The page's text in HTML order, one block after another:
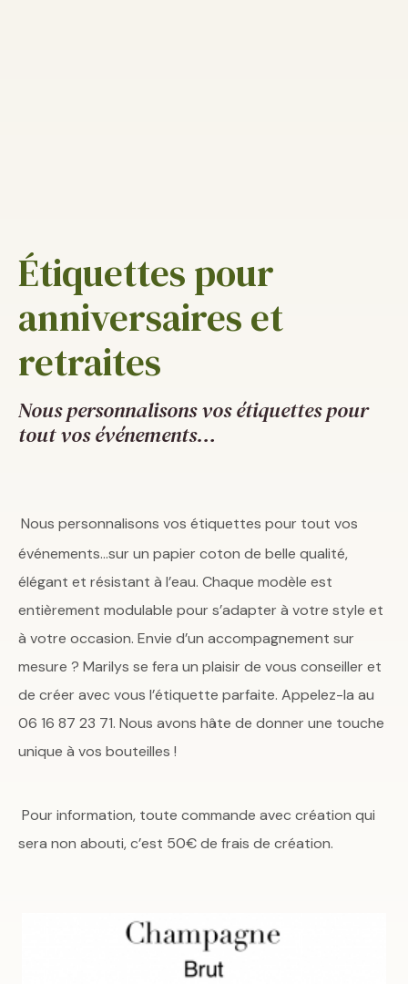
Étiquettes pour
anniversaires et
retraites
Nous personnalisons vos étiquettes pour
tout vos événements…
Nous personnalisons vos étiquettes pour tout vos
événements…sur un papier coton de belle qualité,
élégant et résistant à l’eau. Chaque modèle est
entièrement modulable pour s’adapter à votre style et
à votre occasion. Envie d’un accompagnement sur
mesure ? Marilys se fera un plaisir de vous conseiller et
de créer avec vous l’étiquette parfaite. Appelez-la au
06 16 87 23 71. Nous avons hâte de donner une touche
unique à vos bouteilles !
Pour information, toute commande avec création qui
sera non abouti, c’est 50€ de frais de création.